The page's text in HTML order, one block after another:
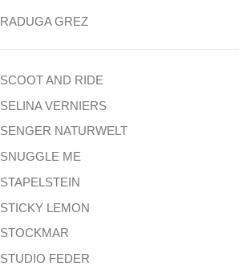
RADUGA GREZ
SCOOT AND RIDE
SELINA VERNIERS
SENGER NATURWELT
SNUGGLE ME
STAPELSTEIN
STICKY LEMON
STOCKMAR
STUDIO FEDER